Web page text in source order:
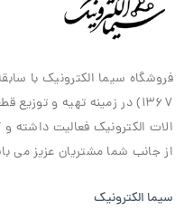
۱۳۶۷) در زمینه تهیه و
الات الکترونیک فعالیت داشته
از جانب شما مشتریان عزیز می
سیما الکترونیک